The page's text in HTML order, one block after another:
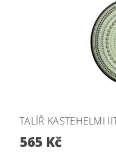
TALÍŘ KASTEHELMI
565 Kč